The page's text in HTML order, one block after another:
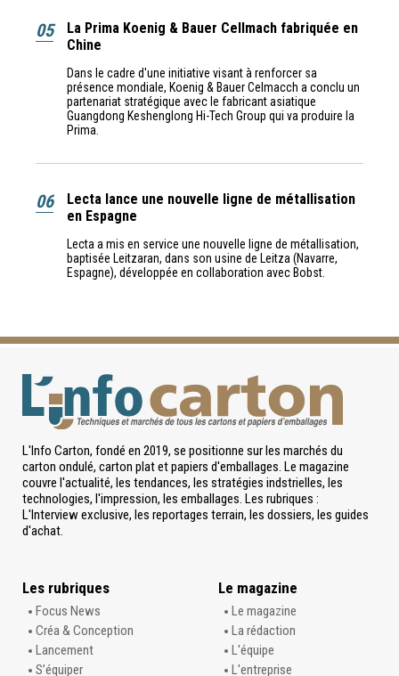
05
La Prima Koenig & Bauer Cellmach fabriquée en
Chine
Dans le cadre d'une initiative visant à renforcer sa
présence mondiale, Koenig & Bauer Celmacch a conclu un
partenariat stratégique avec le fabricant asiatique
Guangdong Keshenglong Hi-Tech Group qui va produire la
Prima.
06
Lecta lance une nouvelle ligne de métallisation
en Espagne
Lecta a mis en service une nouvelle ligne de métallisation,
baptisée Leitzaran, dans son usine de Leitza (Navarre,
Espagne), développée en collaboration avec Bobst.
L'Info Carton, fondé en 2019, se positionne sur les marchés du
carton ondulé, carton plat et papiers d'emballages. Le magazine
couvre l'actualité, les tendances, les stratégies indstrielles, les
technologies, l'impression, les emballages. Les rubriques :
L'Interview exclusive, les reportages terrain, les dossiers, les guides
d'achat.
Les rubriques
Focus News
Créa & Conception
Lancement
S’équiper
Le magazine
Le magazine
La rédaction
L'équipe
L'entreprise